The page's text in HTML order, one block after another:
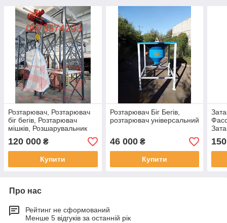
Розтарювач, Розтарювач
біг бегів, Розтарювач
мішків, Розшарувальник
120 000 ₴
Купити
Розтарювач Біг Бегів,
розтарювач універсальний
46 000₴
Купити
Про нас
Рейтинг не сформований
Менше 5 відгуків за останній рік